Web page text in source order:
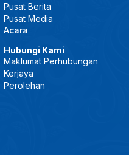
Pusat Berita
Pusat Media
Acara
Hubungi Kami
Maklumat Perhubungan
Kerjaya
Perolehan